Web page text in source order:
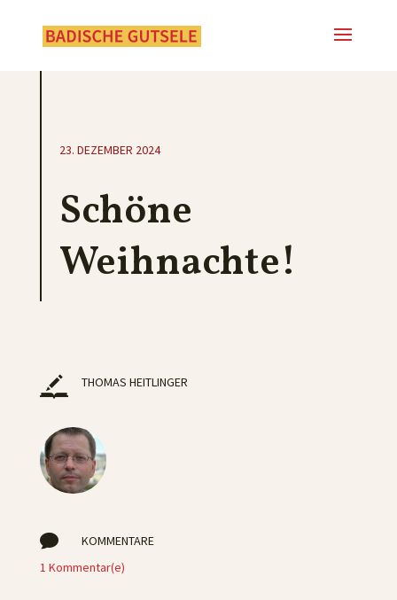
23. DEZEMBER 2024
Schöne
Weihnachte!
THOMAS HEITLINGER

KOMMENTARE
1 Kommentar(e)